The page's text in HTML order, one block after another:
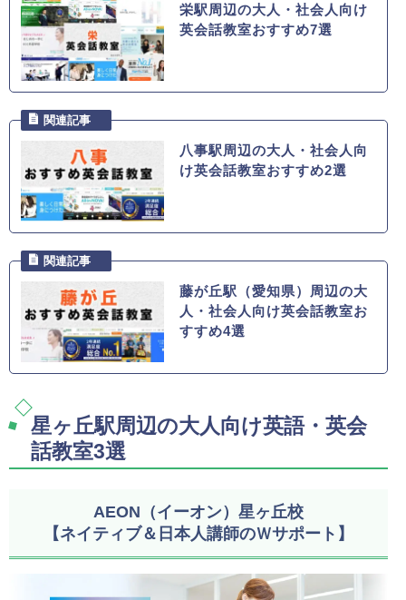
栄駅周辺の大人・社会人向け
英会話教室おすすめ7選
八事駅周辺の大人・社会人向
け英会話教室おすすめ2選
藤が丘駅（愛知県）周辺の大
人・社会人向け英会話教室お
すすめ4選
星ヶ丘駅周辺の大人向け英語・英会
話教室3選
AEON（イーオン）星ヶ丘校
【ネイティブ＆日本人講師のＷサポート】